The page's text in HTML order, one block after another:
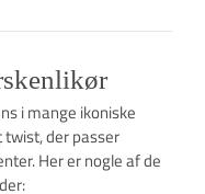
i mange ikoniske
der passer
Her er nogle af de